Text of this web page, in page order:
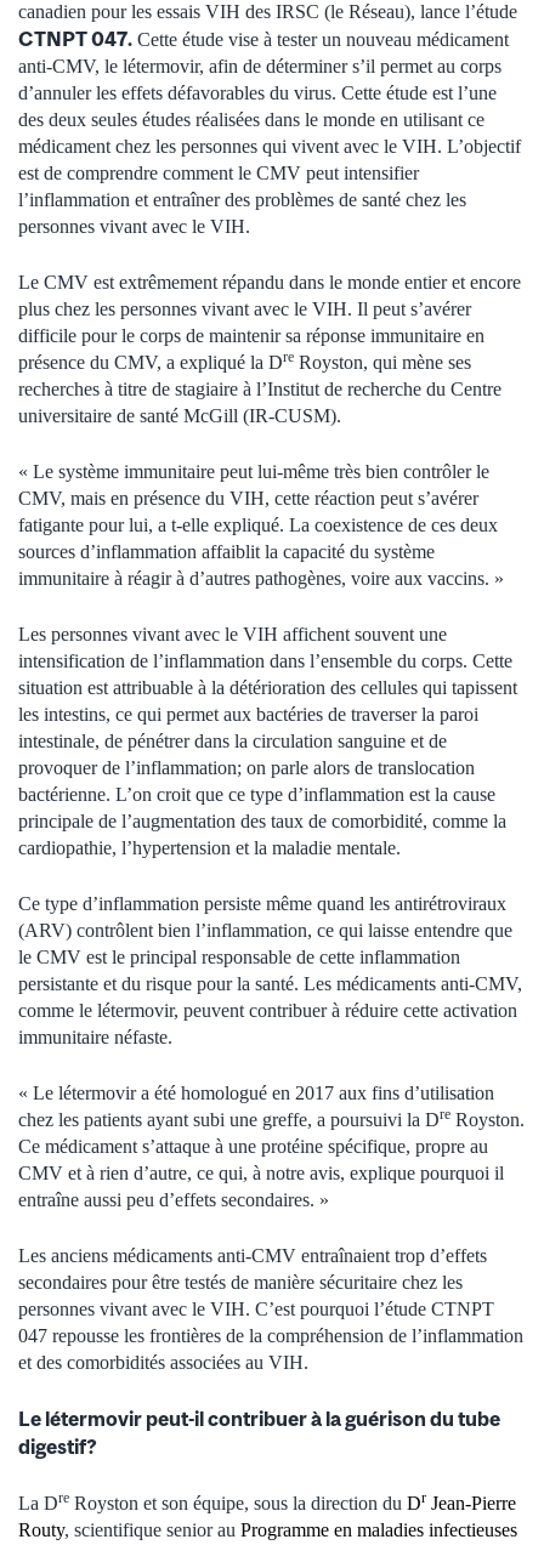
canadien pour les essais VIH des IRSC (le Réseau), lance l’étude
CTNPT 047. Cette étude vise à tester un nouveau médicament
anti-CMV, le létermovir, afin de déterminer s’il permet au corps
d’annuler les effets défavorables du virus. Cette étude est l’une
des deux seules études réalisées dans le monde en utilisant ce
médicament chez les personnes qui vivent avec le VIH. L’objectif
est de comprendre comment le CMV peut intensifier
l’inflammation et entraîner des problèmes de santé chez les
personnes vivant avec le VIH.
Le CMV est extrêmement répandu dans le monde entier et encore
plus chez les personnes vivant avec le VIH. Il peut s’avérer
difficile pour le corps de maintenir sa réponse immunitaire en
présence du CMV, a expliqué la Dre Royston, qui mène ses
recherches à titre de stagiaire à l’Institut de recherche du Centre
universitaire de santé McGill (IR-CUSM).
« Le système immunitaire peut lui-même très bien contrôler le
CMV, mais en présence du VIH, cette réaction peut s’avérer
fatigante pour lui, a t-elle expliqué. La coexistence de ces deux
sources d’inflammation affaiblit la capacité du système
immunitaire à réagir à d’autres pathogènes, voire aux vaccins. »
Les personnes vivant avec le VIH affichent souvent une
intensification de l’inflammation dans l’ensemble du corps. Cette
situation est attribuable à la détérioration des cellules qui tapissent
les intestins, ce qui permet aux bactéries de traverser la paroi
intestinale, de pénétrer dans la circulation sanguine et de
provoquer de l’inflammation; on parle alors de translocation
bactérienne. L’on croit que ce type d’inflammation est la cause
principale de l’augmentation des taux de comorbidité, comme la
cardiopathie, l’hypertension et la maladie mentale.
Ce type d’inflammation persiste même quand les antirétroviraux
(ARV) contrôlent bien l’inflammation, ce qui laisse entendre que
le CMV est le principal responsable de cette inflammation
persistante et du risque pour la santé. Les médicaments anti-CMV,
comme le létermovir, peuvent contribuer à réduire cette activation
immunitaire néfaste.
« Le létermovir a été homologué en 2017 aux fins d’utilisation
chez les patients ayant subi une greffe, a poursuivi la Dre Royston.
Ce médicament s’attaque à une protéine spécifique, propre au
CMV et à rien d’autre, ce qui, à notre avis, explique pourquoi il
entraîne aussi peu d’effets secondaires. »
Les anciens médicaments anti-CMV entraînaient trop d’effets
secondaires pour être testés de manière sécuritaire chez les
personnes vivant avec le VIH. C’est pourquoi l’étude CTNPT
047 repousse les frontières de la compréhension de l’inflammation
et des comorbidités associées au VIH.
Le létermovir peut-il contribuer à la guérison du tube
digestif?
La Dre Royston et son équipe, sous la direction du Dr Jean-Pierre
Routy, scientifique senior au Programme en maladies infectieuses